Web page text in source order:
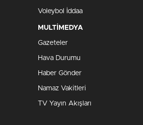
Voleybol İddaa
MULTİMEDYA
Gazeteler
Hava Durumu
Haber Gönder
Namaz Vakitleri
TV Yayın Akışları